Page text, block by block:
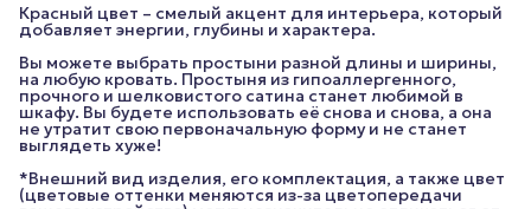
Красный цвет – смелый акцент для интерьера, который
добавляет энергии, глубины и характера.
Вы можете выбрать простыни разной длины и ширины,
на любую кровать. Простыня из гипоаллергенного,
прочного и шелковистого сатина станет любимой в
шкафу. Вы будете использовать её снова и снова, а она
не утратит свою первоначальную форму и не станет
выглядеть хуже!
*Внешний вид изделия, его комплектация, а также цвет
(цветовые оттенки меняются из-за цветопередачи